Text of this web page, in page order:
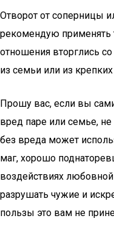
Отворот от соперницы
рекомендую применять
отношения вторглись
из семьи или из
Прошу вас, если вы
вред паре или семье,
без вреда может
маг, хорошо
воздействиях
разрушать чужие и
пользы это вам не